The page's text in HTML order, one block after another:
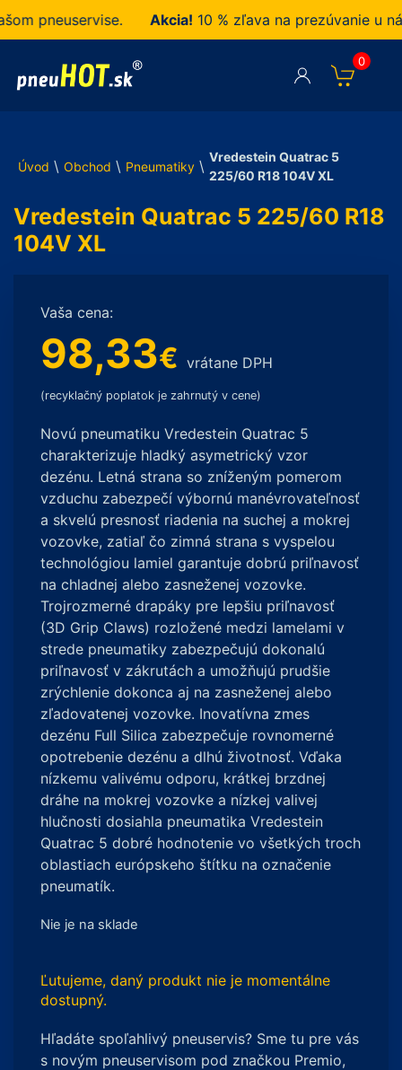
pneuservise. Akcia!10 % zľava na prezúvanie u nás
0
Úvod \ Obchod \ Pneumatiky \
Vredestein Quatrac 5
225/60 R18 104V XL
Vredestein Quatrac 5 225/60 R18
104V XL
Vaša cena:
98,33€ vrátane DPH
(recyklačný poplatok je zahrnutý v cene)
Novú pneumatiku Vredestein Quatrac 5
charakterizuje hladký asymetrický vzor
dezénu. Letná strana so zníženým pomerom
vzduchu zabezpečí výbornú manévrovateľnosť
a skvelú presnosť riadenia na suchej a mokrej
vozovke, zatiaľ čo zimná strana s vyspelou
technológiou lamiel garantuje dobrú priľnavosť
na chladnej alebo zasneženej vozovke.
Trojrozmerné drapáky pre lepšiu priľnavosť
(3D Grip Claws) rozložené medzi lamelami v
strede pneumatiky zabezpečujú dokonalú
priľnavosť v zákrutách a umožňujú prudšie
zrýchlenie dokonca aj na zasneženej alebo
zľadovatenej vozovke. Inovatívna zmes
dezénu Full Silica zabezpečuje rovnomerné
opotrebenie dezénu a dlhú životnosť. Vďaka
nízkemu valivému odporu, krátkej brzdnej
dráhe na mokrej vozovke a nízkej valivej
hlučnosti dosiahla pneumatika Vredestein
Quatrac 5 dobré hodnotenie vo všetkých troch
oblastiach európskeho štítku na označenie
pneumatík.
Nie je na sklade
Ľutujeme, daný produkt nie je momentálne
dostupný.
Hľadáte spoľahlivý pneuservis? Sme tu pre vás
s novým pneuservisom pod značkou Premio,